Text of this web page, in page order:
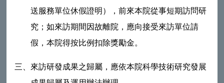
送服務單位休假證明），前來本院從事短期訪問研
究；如來訪期間因故離院，應向接受來訪單位請
假，本院得按比例扣除獎勵金。
三、來訪研發成果之歸屬，應依本院科學技術研究發展